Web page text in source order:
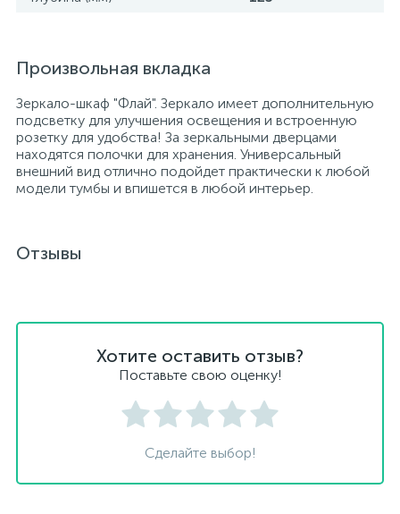
Произвольная вкладка
Зеркало-шкаф "Флай". Зеркало имеет дополнительную
подсветку для улучшения освещения и встроенную
розетку для удобства! За зеркальными дверцами
находятся полочки для хранения. Универсальный
внешний вид отлично подойдет практически к любой
модели тумбы и впишется в любой интерьер.
Отзывы
Хотите оставить отзыв?
Поставьте свою оценку!
Сделайте выбор!